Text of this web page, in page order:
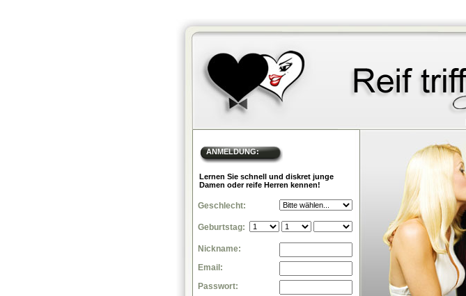
ANMELDUNG:
Lernen Sie schnell und diskret junge
Damen oder reife Herren kennen!
Geschlecht:
Geburtstag:
Nickname:
Email:
Passwort: